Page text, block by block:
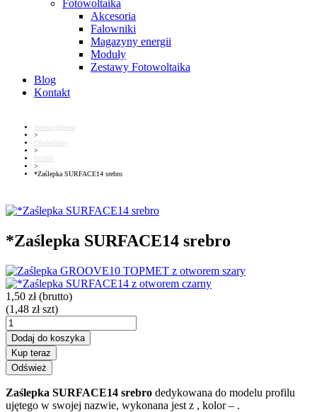
Fotowoltaika
Akcesoria
Falowniki
Magazyny energii
Moduły
Zestawy Fotowoltaika
Blog
Kontakt
Strona główna
>
Oświetlenie
>
Profile
>
*Zaślepka SURFACE14 srebro
*Zaślepka SURFACE14 srebro
1,50 zł (brutto)
(1,48 zł szt)
Dodaj do koszyka
Kup teraz
Zaślepka SURFACE14 srebro dedykowana do modelu profilu
ujętego w swojej nazwie, wykonana jest z , kolor – .